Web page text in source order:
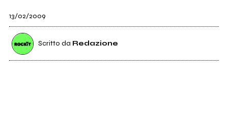
13/02/2009
Scritto da Redazione